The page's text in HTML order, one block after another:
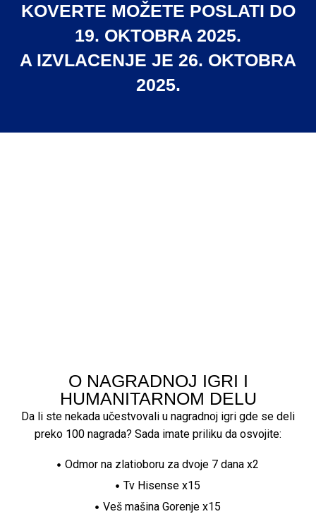
KOVERTE MOŽETE POSLATI DO
19. OKTOBRA 2025.
A IZVLACENJE JE 26. OKTOBRA
2025.
O NAGRADNOJ IGRI I
HUMANITARNOM DELU
Da li ste nekada učestvovali u nagradnoj igri gde se deli
preko 100 nagrada? Sada imate priliku da osvojite:
Odmor na zlatioboru za dvoje 7 dana x2
Tv Hisense x15
Veš mašina Gorenje x15